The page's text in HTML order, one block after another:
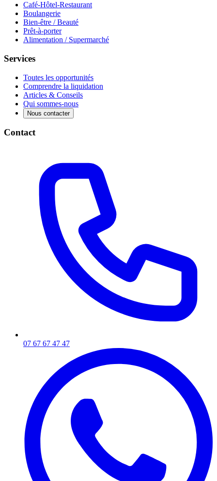
Café-Hôtel-Restaurant
Boulangerie
Bien-être / Beauté
Prêt-à-porter
Alimentation / Supermarché
Services
Toutes les opportunités
Comprendre la liquidation
Articles & Conseils
Qui sommes-nous
Nous contacter
Contact
07 67 67 47 47